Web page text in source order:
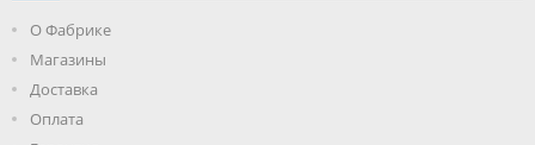
О Фабрике
Магазины
Доставка
Оплата